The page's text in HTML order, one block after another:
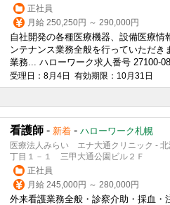
正社員
月給 250,250円 ～ 290,000円
自社開発の各種医療機器、設備医療情
ンテナンス業務全般を行っていただき
業務... ハローワーク求人番号 27100-
受理日：8月4日 有効期限：10月31日
看護師 - 新着 - ハローワーク札幌
医療法人みらい エナ大通クリニック - 北
丁目１－１ 三甲大通公園ビル２Ｆ
正社員
月給 245,000円 ～ 280,000円
外来看護業務全般・診察介助・採血・